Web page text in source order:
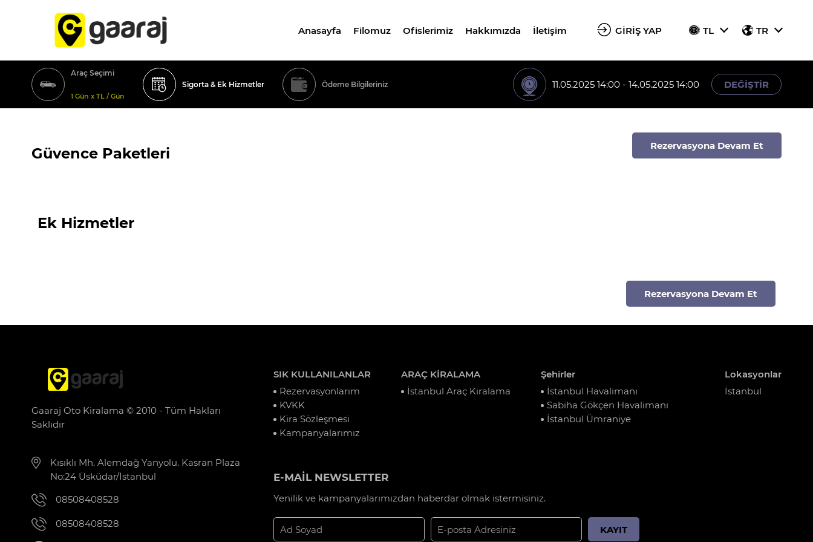
Anasayfa Filomuz Ofislerimiz Hakkımızda İletişim GİRİŞ YAP TL TR
Araç Seçimi
1 Gün x TL / Gün
Sigorta & Ek Hizmetler Ödeme Bilgileriniz 11.05.2025 14:00 - 14.05.2025 14:00 DEĞİŞTİR
Güvence Paketleri Rezervasyona Devam Et
Ek Hizmetler
Rezervasyona Devam Et
Gaaraj Oto Kiralama © 2010 - Tüm Hakları
Saklıdır
Kısıklı Mh. Alemdağ Yanyolu. Kasran Plaza
No:24 Üsküdar/İstanbul
08508408528
08508408528
SIK KULLANILANLAR
Rezervasyonlarım
KVKK
Kira Sözleşmesi
Kampanyalarımız
ARAÇ KİRALAMA
İstanbul Araç Kiralama
Şehirler
İstanbul Havalimanı
Sabiha Gökçen Havalimanı
İstanbul Ümraniye
Lokasyonlar
İstanbul
E-MAİL NEWSLETTER
Yenilik ve kampanyalarımızdan haberdar olmak istermisiniz.
KAYIT